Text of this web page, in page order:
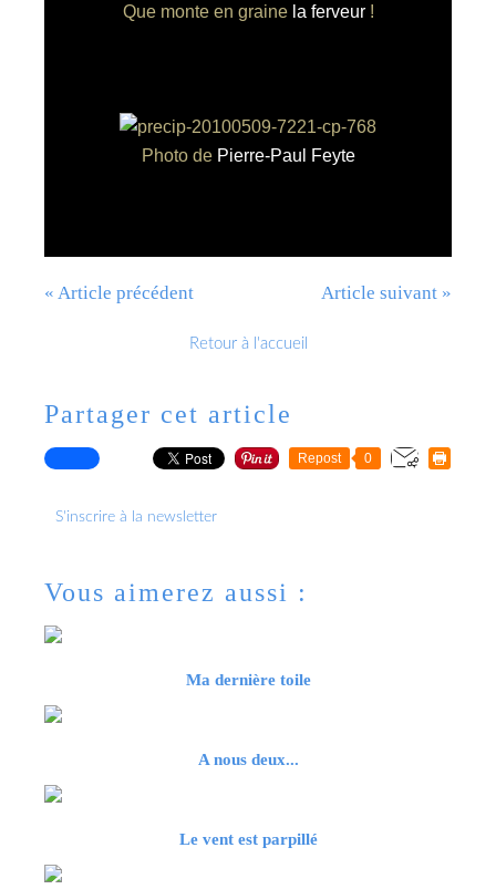
Que monte en graine la ferveur!
Photo de Pierre-Paul Feyte
« Article précédent Article suivant »
Retour à l'accueil
Partager cet article
Repost 0
S'inscrire à la newsletter
Vous aimerez aussi :
Ma dernière toile
A nous deux...
Le vent est parpillé